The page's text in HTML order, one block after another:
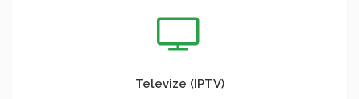
Televize (IPTV)